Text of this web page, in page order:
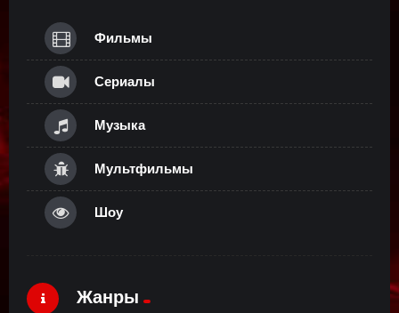
Фильмы
Сериалы
Музыка
Мультфильмы
Шоу
Жанры